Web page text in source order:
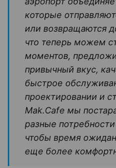
которые
или возвращаются
что теперь можем
моментов,
привычный вкус,
быстрое
проектировании и
Mak.Cafe мы
разные
чтобы время
еще более